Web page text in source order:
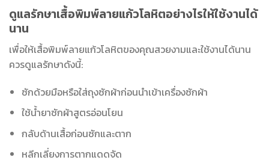
ดูแลรักษาเสื้อพิมพ์ลายแก้วโลหิตอย่างไรให้ใช้งานได้
นาน
เพื่อให้เสื้อพิมพ์ลายแก้วโลหิตของคุณสวยงามและใช้งานได้นาน
ควรดูแลรักษาดังนี้:
ซักด้วยมือหรือใส่ถุงซักผ้าก่อนนำเข้าเครื่องซักผ้า
ใช้น้ำยาซักผ้าสูตรอ่อนโยน
กลับด้านเสื้อก่อนซักและตาก
หลีกเลี่ยงการตากแดดจัด